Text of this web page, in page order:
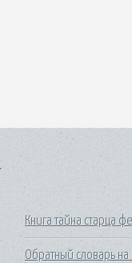
Книга тайна старца
Обратный словарь на